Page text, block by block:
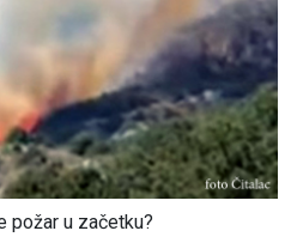
požar u začetku?